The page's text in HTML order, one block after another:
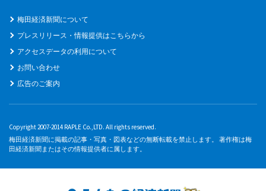
梅田経済新聞について
プレスリリース・情報提供はこちらから
アクセスデータの利用について
お問い合わせ
広告のご案内
Copyright 2007-2014 RAPLE Co.,LTD. All rights reserved.
梅田経済新聞に掲載の記事・写真・図表などの無断転載を禁止します。 著作権は梅
田経済新聞またはその情報提供者に属します。